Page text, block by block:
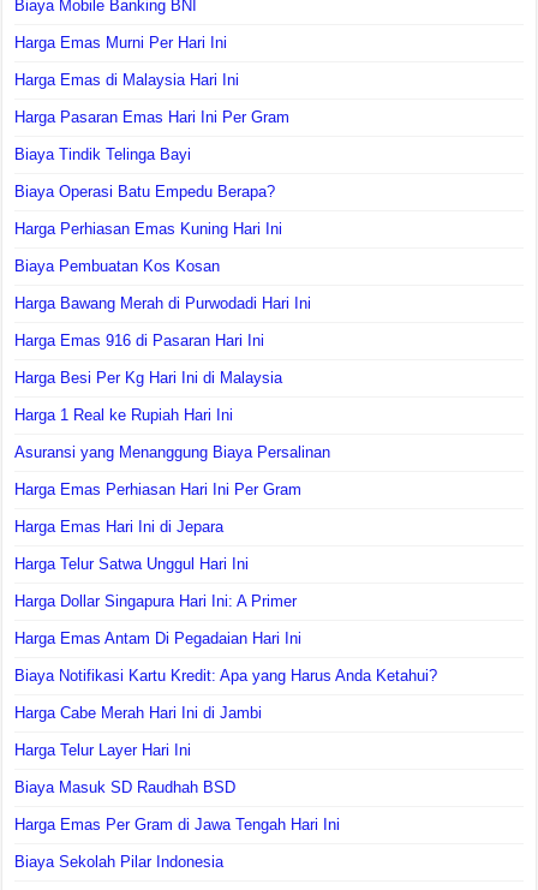
Biaya Mobile Banking BNI
Harga Emas Murni Per Hari Ini
Harga Emas di Malaysia Hari Ini
Harga Pasaran Emas Hari Ini Per Gram
Biaya Tindik Telinga Bayi
Biaya Operasi Batu Empedu Berapa?
Harga Perhiasan Emas Kuning Hari Ini
Biaya Pembuatan Kos Kosan
Harga Bawang Merah di Purwodadi Hari Ini
Harga Emas 916 di Pasaran Hari Ini
Harga Besi Per Kg Hari Ini di Malaysia
Harga 1 Real ke Rupiah Hari Ini
Asuransi yang Menanggung Biaya Persalinan
Harga Emas Perhiasan Hari Ini Per Gram
Harga Emas Hari Ini di Jepara
Harga Telur Satwa Unggul Hari Ini
Harga Dollar Singapura Hari Ini: A Primer
Harga Emas Antam Di Pegadaian Hari Ini
Biaya Notifikasi Kartu Kredit: Apa yang Harus Anda Ketahui?
Harga Cabe Merah Hari Ini di Jambi
Harga Telur Layer Hari Ini
Biaya Masuk SD Raudhah BSD
Harga Emas Per Gram di Jawa Tengah Hari Ini
Biaya Sekolah Pilar Indonesia